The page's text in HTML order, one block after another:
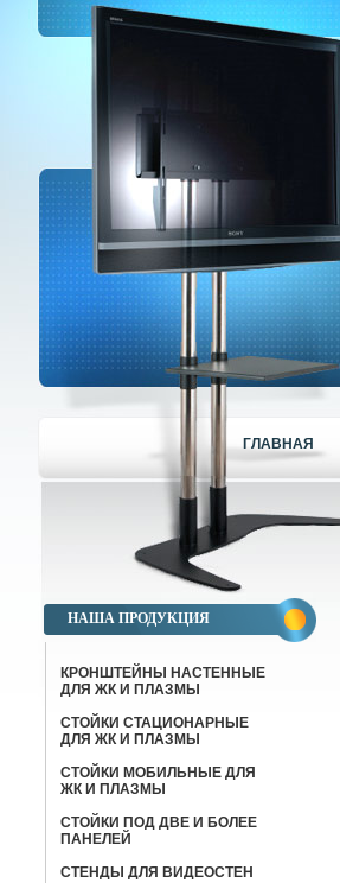
ГЛАВНАЯ
НАША ПРОДУКЦИЯ
КРОНШТЕЙНЫ НАСТЕННЫЕ
ДЛЯ ЖК И ПЛАЗМЫ
СТОЙКИ СТАЦИОНАРНЫЕ
ДЛЯ ЖК И ПЛАЗМЫ
СТОЙКИ МОБИЛЬНЫЕ ДЛЯ
ЖК И ПЛАЗМЫ
СТОЙКИ ПОД ДВЕ И БОЛЕЕ
ПАНЕЛЕЙ
СТЕНДЫ ДЛЯ ВИДЕОСТЕН